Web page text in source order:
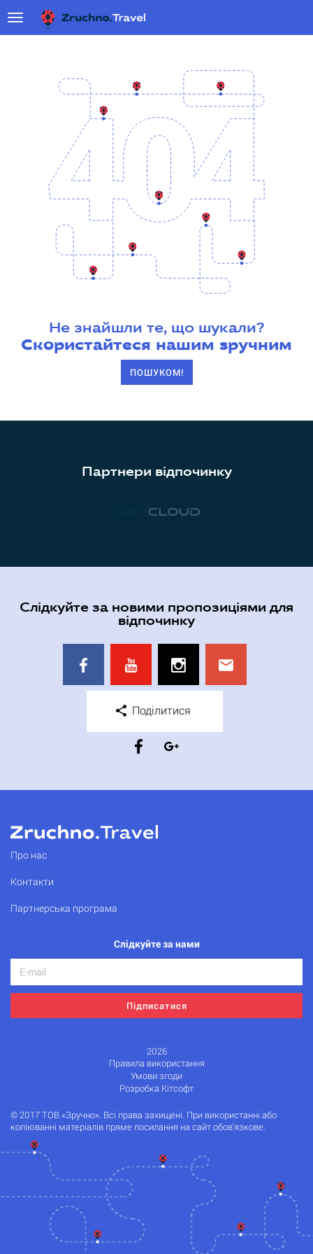
Не знайшли те, що шукали?
Скористайтеся нашим зручним
ПОШУКОМ!
Партнери відпочинку
Слідкуйте за новими пропозиціями для
відпочинку
Поділитися
Про нас
Контакти
Партнерська програма
Слідкуйте за нами
Підписатися
2026
Правила використання
Умови згоди
Розробка Кітсофт
© 2017 ТОВ «Зручно». Всі права захищені. При використанні або
копіюванні матеріалів пряме посилання на сайт обов'язкове.